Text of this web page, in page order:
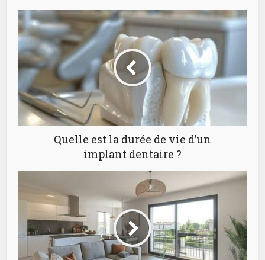
Quelle est la durée de vie d’un
implant dentaire ?